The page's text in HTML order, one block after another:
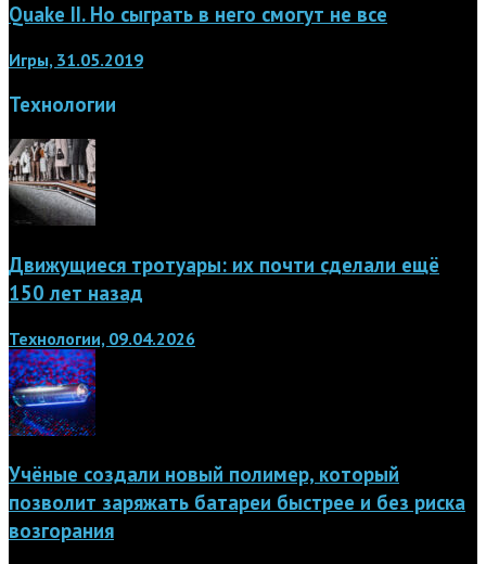
Quake II. Но сыграть в него смогут не все
Игры, 31.05.2019
Технологии
Движущиеся тротуары: их почти сделали ещё
150 лет назад
Технологии, 09.04.2026
Учёные создали новый полимер, который
позволит заряжать батареи быстрее и без риска
возгорания